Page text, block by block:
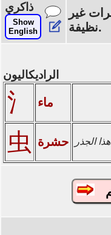
ذاكري
Show
English
غير
نظيفة.
الراديكاليون
氵 ماء
虫 حشرة